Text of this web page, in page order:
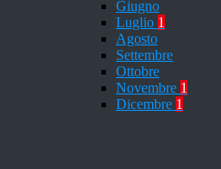
Giugno
Luglio 1
Agosto
Settembre
Ottobre
Novembre 1
Dicembre 1